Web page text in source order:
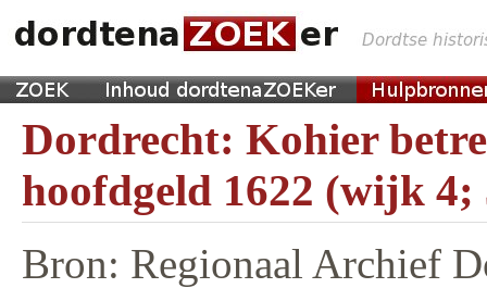
Dordrecht: Kohier
hoofdgeld 1622 (wijk 4;
Bron: Regionaal Archief